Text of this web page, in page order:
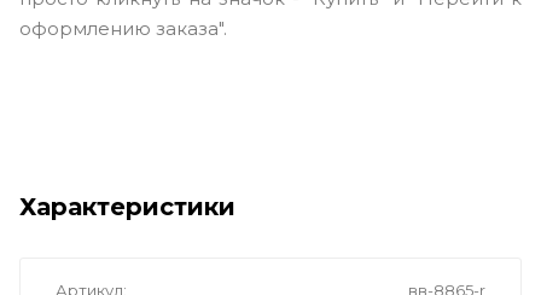
оформлению заказа".
Характеристики
Артикул вв-8865-r